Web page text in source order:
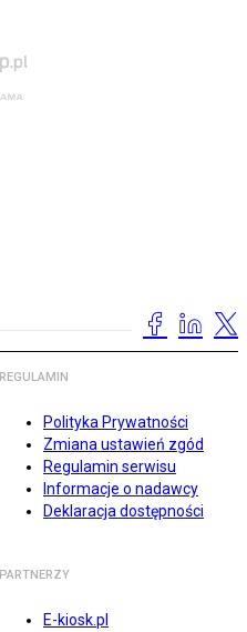
REGULAMIN
Polityka Prywatności
Zmiana ustawień zgód
Regulamin serwisu
Informacje o nadawcy
Deklaracja dostępności
PARTNERZY
E-kiosk.pl